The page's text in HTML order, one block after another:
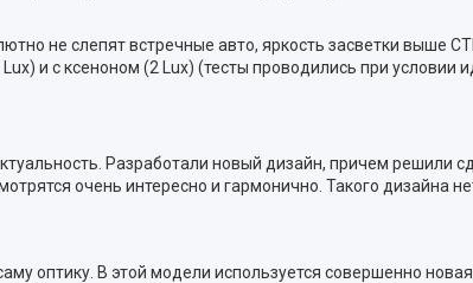
не слепят встречные авто, яркость засветки выше
и с ксеноном (2 Lux) (тесты проводились при условии
Разработали новый дизайн, причем
очень интересно и гармонично. Такого дизайна
оптику. В этой модели используется совершенно